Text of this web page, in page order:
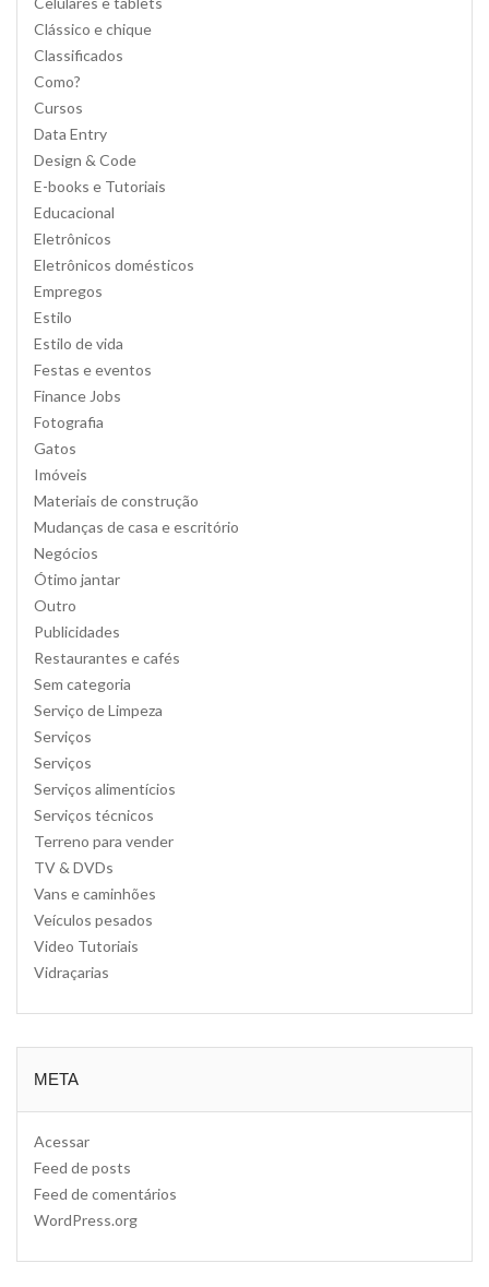
Clássico e chique
Classificados
Como?
Cursos
Data Entry
Design & Code
E-books e Tutoriais
Educacional
Eletrônicos
Eletrônicos domésticos
Empregos
Estilo
Estilo de vida
Festas e eventos
Finance Jobs
Fotografia
Gatos
Imóveis
Materiais de construção
Mudanças de casa e escritório
Negócios
Ótimo jantar
Outro
Publicidades
Restaurantes e cafés
Sem categoria
Serviço de Limpeza
Serviços
Serviços
Serviços alimentícios
Serviços técnicos
Terreno para vender
TV & DVDs
Vans e caminhões
Veículos pesados
Video Tutoriais
Vidraçarias
META
Acessar
Feed de posts
Feed de comentários
WordPress.org